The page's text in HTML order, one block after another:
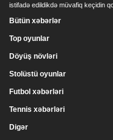
istifadə edildikdə müvafiq keçidin
Bütün xəbərlər
Top oyunlar
Döyüş növləri
Stolüstü oyunlar
Futbol xəbərləri
Tennis xəbərləri
Digər